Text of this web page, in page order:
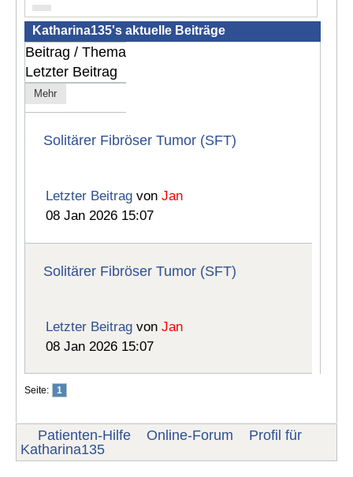
Seite:
Katharina135's aktuelle Beiträge
Beitrag / Thema
Letzter Beitrag
Mehr
Solitärer Fibröser Tumor (SFT)
Letzter Beitrag vonJan
08 Jan 2026 15:07
Solitärer Fibröser Tumor (SFT)
Letzter Beitrag vonJan
08 Jan 2026 15:07
Seite: 1
Patienten-Hilfe Online-Forum
Profil für
Katharina135